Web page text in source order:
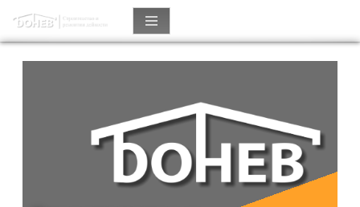
Продължете
към